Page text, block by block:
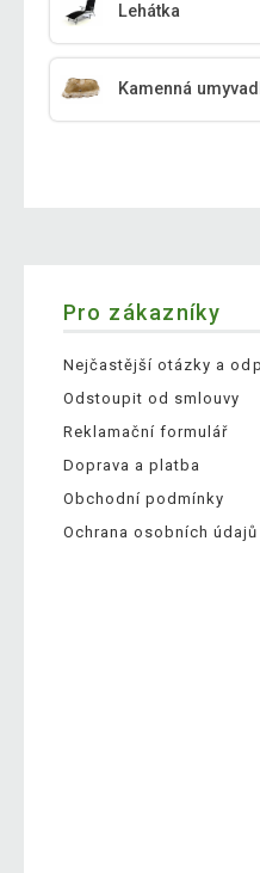
Lehátka
Kamenná
Pro zákazníky
Nejčastější otázky a
Odstoupit od smlouvy
Reklamační formulář
Doprava a platba
Obchodní podmínky
Ochrana osobních údajů